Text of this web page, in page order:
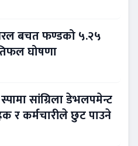
बचत फण्डको ५.२५
घोषणा
स्पामा सांग्रिला डेभलपमेन्ट
र कर्मचारीले छुट पाउने